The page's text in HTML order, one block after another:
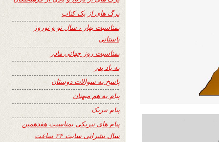
برگ های از یک کتاب
بمناسبت بهار ، سال نو و نوروز
باستانی
بمناسبت روز جهانی مادر
به یاد پدر
پاسخ به سوالات دوستان
پیام به هم میهنان
پیام تبریک
پیام های تبریکی بمناسبت هفدهمین
سال نشراتی سایت ۲۴ ساعت